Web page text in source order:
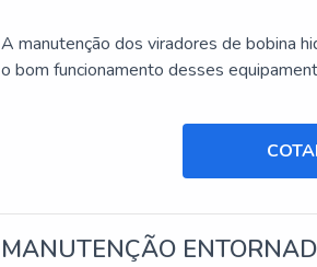
A manutenção dos viradores de bobina
o bom funcionamento desses
MANUTENÇÃO